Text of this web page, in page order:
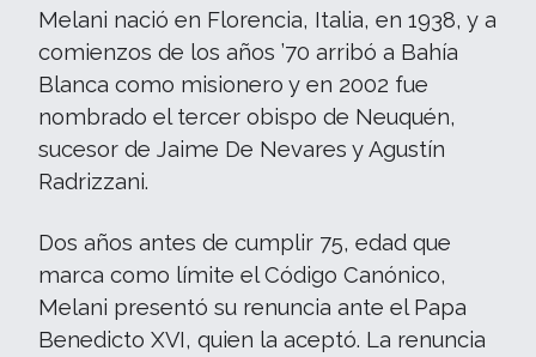
Melani nació en Florencia, Italia, en 1938, y a
comienzos de los años ’70 arribó a Bahía
Blanca como misionero y en 2002 fue
nombrado el tercer obispo de Neuquén,
sucesor de Jaime De Nevares y Agustín
Radrizzani.
Dos años antes de cumplir 75, edad que
marca como límite el Código Canónico,
Melani presentó su renuncia ante el Papa
Benedicto XVI, quien la aceptó. La renuncia